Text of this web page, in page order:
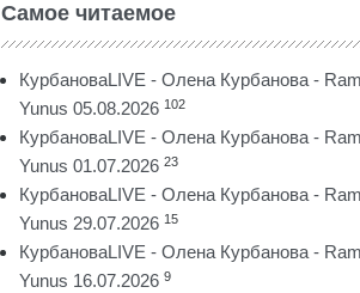
Самое читаемое
КурбановаLIVE - Олена Курбанова -
Yunus 05.08.2026 102
КурбановаLIVE - Олена Курбанова -
Yunus 01.07.2026 23
КурбановаLIVE - Олена Курбанова -
Yunus 29.07.2026 15
КурбановаLIVE - Олена Курбанова -
Yunus 16.07.2026 9